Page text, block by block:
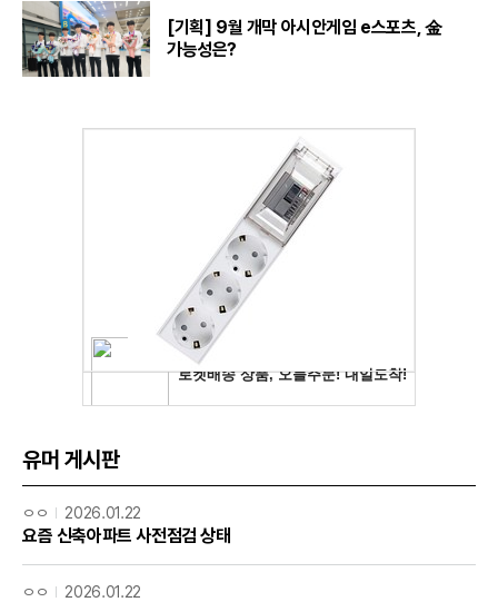
[기획] 9월 개막 아시안게임 e스포츠, 金
가능성은?
유머 게시판
ㅇㅇ 2026.01.22
요즘 신축아파트 사전점검 상태
ㅇㅇ 2026.01.22